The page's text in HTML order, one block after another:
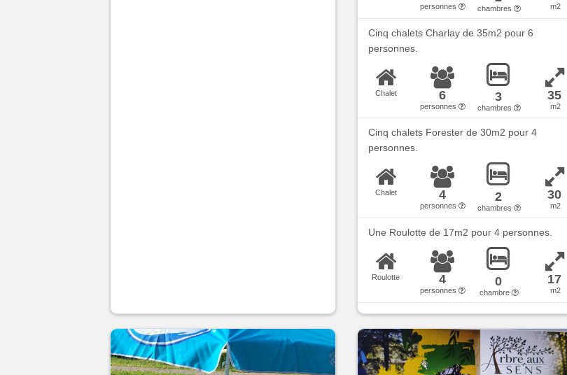
personnes chambres m2
Cinq chalets Charlay de 35m2 pour 6
personnes.
Chalet 6
personnes
3
chambres
35
m2
Cinq chalets Forester de 30m2 pour 4
personnes.
Chalet 4
personnes
2
chambres
30
m2
Une Roulotte de 17m2 pour 4 personnes.
Roulotte 4
personnes
0
chambre
17
m2